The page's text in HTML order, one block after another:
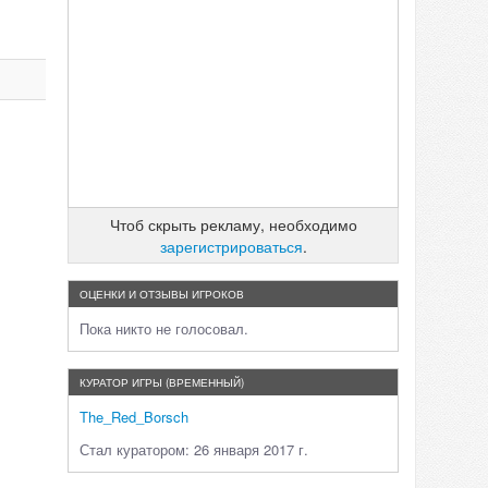
Чтоб скрыть рекламу, необходимо
зарегистрироваться.
ОЦЕНКИ И ОТЗЫВЫ ИГРОКОВ
Пока никто не голосовал.
КУРАТОР ИГРЫ (ВРЕМЕННЫЙ)
The_Red_Borsch
Стал куратором: 26 января 2017 г.